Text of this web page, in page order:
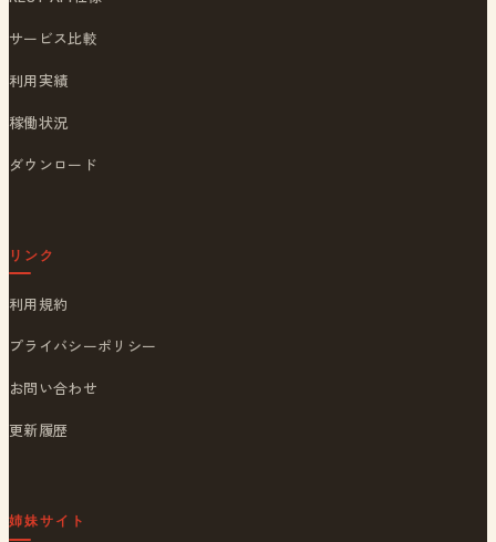
サービス比較
利用実績
稼働状況
ダウンロード
リンク
利用規約
プライバシーポリシー
お問い合わせ
更新履歴
姉妹サイト